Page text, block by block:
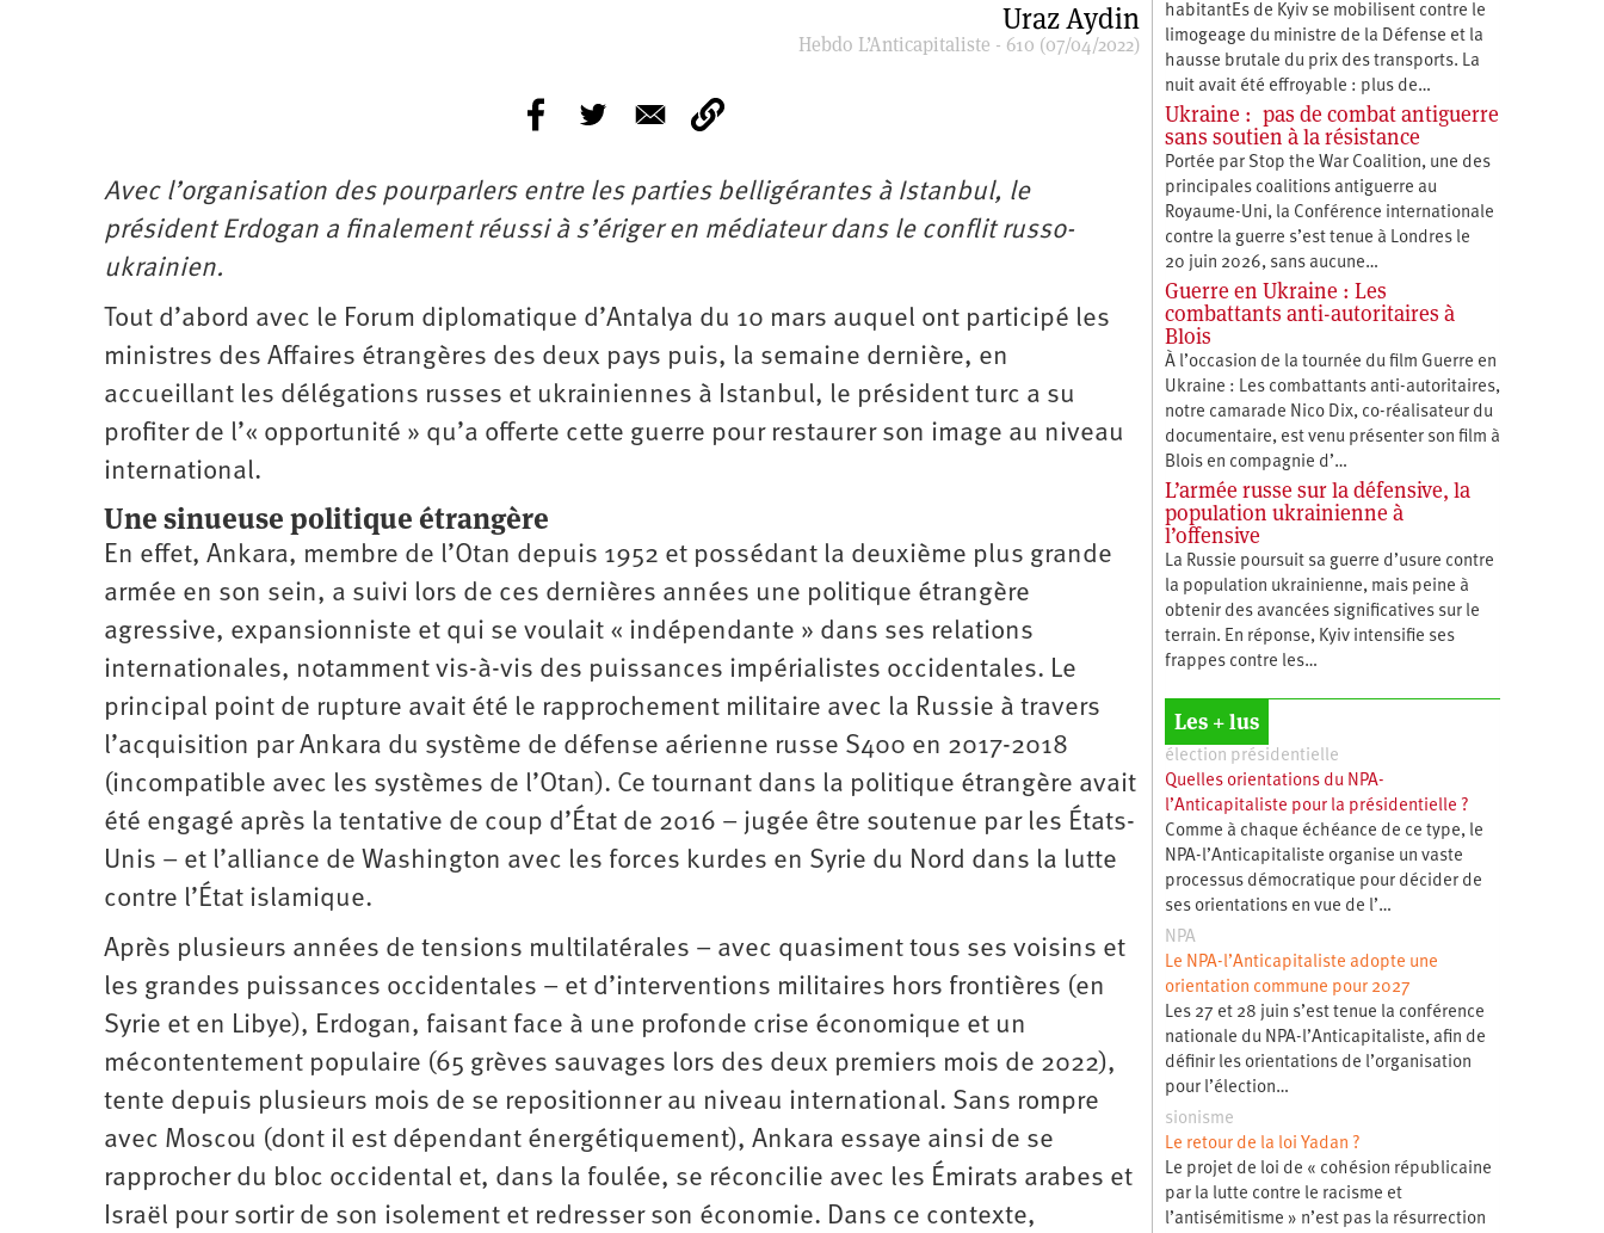
Uraz Aydin
Hebdo L’Anticapitaliste - 610 (07/04/2022)
Avec l’organisation des pourparlers entre les parties belligérantes à Istanbul, le
président Erdogan a finalement réussi à s’ériger en médiateur dans le conflit russo-
ukrainien.
Tout d’abord avec le Forum diplomatique d’Antalya du 10 mars auquel ont participé les
ministres des Affaires étrangères des deux pays puis, la semaine dernière, en
accueillant les délégations russes et ukrainiennes à Istanbul, le président turc a su
profiter de l’« opportunité » qu’a offerte cette guerre pour restaurer son image au niveau
international.
Une sinueuse politique étrangère
En effet, Ankara, membre de l’Otan depuis 1952 et possédant la deuxième plus grande
armée en son sein, a suivi lors de ces dernières années une politique étrangère
agressive, expansionniste et qui se voulait « indépendante » dans ses relations
internationales, notamment vis-à-vis des puissances impérialistes occidentales. Le
principal point de rupture avait été le rapprochement militaire avec la Russie à travers
l’acquisition par Ankara du système de défense aérienne russe S400 en 2017-2018
(incompatible avec les systèmes de l’Otan). Ce tournant dans la politique étrangère avait
été engagé après la tentative de coup d’État de 2016 – jugée être soutenue par les États-
Unis – et l’alliance de Washington avec les forces kurdes en Syrie du Nord dans la lutte
contre l’État islamique.
Après plusieurs années de tensions multilatérales – avec quasiment tous ses voisins et
les grandes puissances occidentales – et d’interventions militaires hors frontières (en
Syrie et en Libye), Erdogan, faisant face à une profonde crise économique et un
mécontentement populaire (65 grèves sauvages lors des deux premiers mois de 2022),
tente depuis plusieurs mois de se repositionner au niveau international. Sans rompre
avec Moscou (dont il est dépendant énergétiquement), Ankara essaye ainsi de se
rapprocher du bloc occidental et, dans la foulée, se réconcilie avec les Émirats arabes et
Israël pour sortir de son isolement et redresser son économie. Dans ce contexte,
habitantEs de Kyiv se mobilisent contre le
limogeage du ministre de la Défense et la
hausse brutale du prix des transports. La
nuit avait été effroyable : plus de…
Ukraine : pas de combat antiguerre
sans soutien à la résistance
Portée par Stop the War Coalition, une des
principales coalitions antiguerre au
Royaume-Uni, la Conférence internationale
contre la guerre s’est tenue à Londres le
20 juin 2026, sans aucune…
Guerre en Ukraine : Les
combattants anti-autoritaires à
Blois
À l’occasion de la tournée du film Guerre en
Ukraine : Les combattants anti-autoritaires,
notre camarade Nico Dix, co-réalisateur du
documentaire, est venu présenter son film à
Blois en compagnie d’…
L’armée russe sur la défensive, la
population ukrainienne à
l’offensive
La Russie poursuit sa guerre d’usure contre
la population ukrainienne, mais peine à
obtenir des avancées significatives sur le
terrain. En réponse, Kyiv intensifie ses
frappes contre les…
Les + lus
élection présidentielle
Quelles orientations du NPA-
l’Anticapitaliste pour la présidentielle ?
Comme à chaque échéance de ce type, le
NPA-l’Anticapitaliste organise un vaste
processus démocratique pour décider de
ses orientations en vue de l’…
NPA
Le NPA-l’Anticapitaliste adopte une
orientation commune pour 2027
Les 27 et 28 juin s’est tenue la conférence
nationale du NPA-l’Anticapitaliste, afin de
définir les orientations de l’organisation
pour l’élection…
sionisme
Le retour de la loi Yadan ?
Le projet de loi de « cohésion républicaine
par la lutte contre le racisme et
l’antisémitisme » n’est pas la résurrection